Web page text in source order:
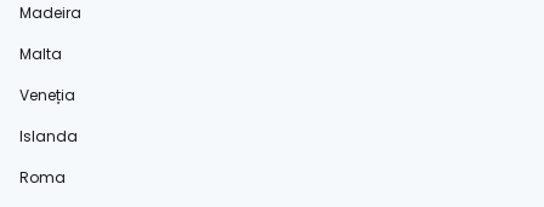
Madeira
Malta
Veneția
Islanda
Roma